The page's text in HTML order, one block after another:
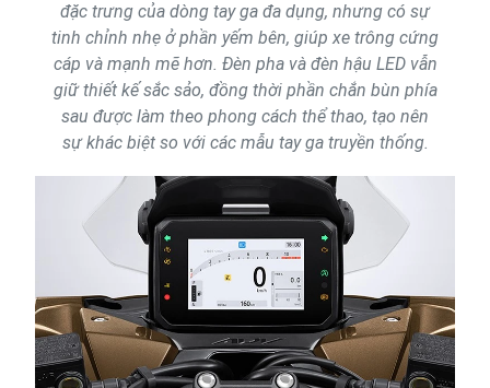
đặc trưng của dòng tay ga đa dụng, nhưng có sự
tinh chỉnh nhẹ ở phần yếm bên, giúp xe trông cứng
cáp và mạnh mẽ hơn. Đèn pha và đèn hậu LED vẫn
giữ thiết kế sắc sảo, đồng thời phần chắn bùn phía
sau được làm theo phong cách thể thao, tạo nên
sự khác biệt so với các mẫu tay ga truyền thống.